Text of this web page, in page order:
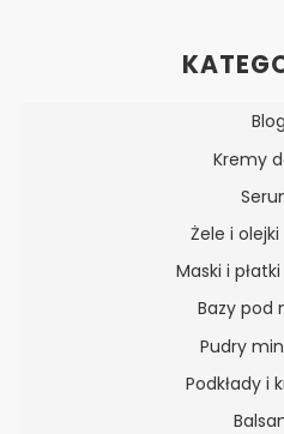
Linki w stopce
Blog
Kremy
Żele i
Maski i
Bazy pod
Pudry
Podkłady i